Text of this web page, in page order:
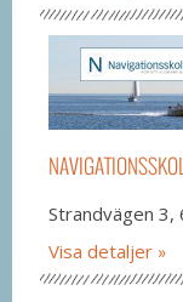
Strandvägen 3,
Visa detaljer